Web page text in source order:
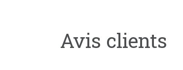
Avis clients